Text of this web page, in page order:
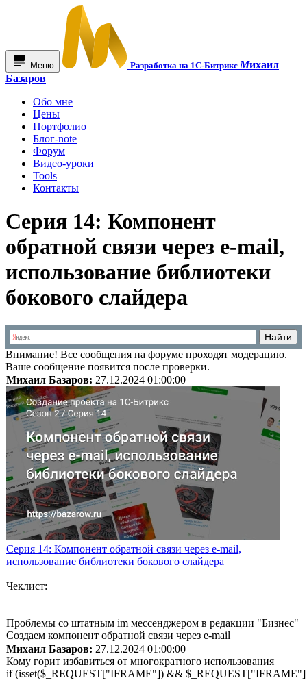
Меню Разработка на 1С-БитриксМихаил
Базаров
Обо мне
Цены
Портфолио
Блог-note
Форум
Видео-уроки
Tools
Контакты
Серия 14: Компонент
обратной связи через e-mail,
использование библиотеки
бокового слайдера
Внимание! Все сообщения на форуме проходят модерацию.
Ваше сообщение появится после проверки.
Михаил Базаров: 27.12.2024 01:00:00
Серия 14: Компонент обратной связи через e-mail,
использование библиотеки бокового слайдера
Чеклист:
Проблемы со штатным im мессенджером в редакции "Бизнес"
Создаем компонент обратной связи через e-mail
Михаил Базаров: 27.12.2024 01:00:00
Кому горит избавиться от многократного использования
if (isset($_REQUEST["IFRAME"]) &&